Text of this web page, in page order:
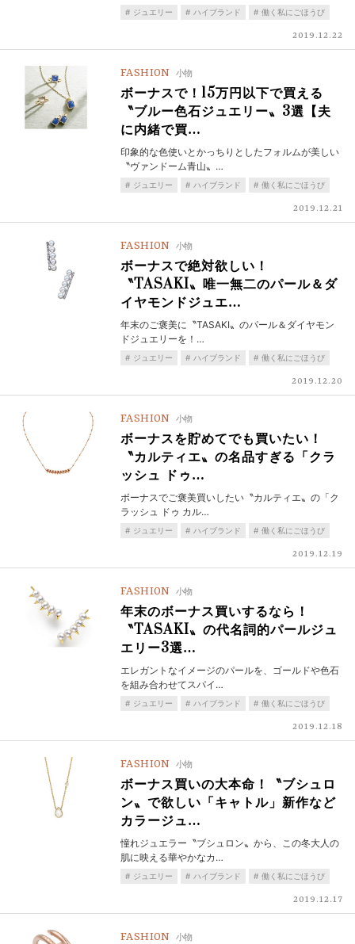
ジュエリー ハイブランド 働く私にごほうび
2019.12.22
FASHION 小物
ボーナスで！15万円以下で買える
〝ブルー色石ジュエリー〟3選【夫
に内緒で買…
印象的な色使いとかっちりとしたフォルムが美しい
〝ヴァンドーム青山〟…
ジュエリー ハイブランド 働く私にごほうび
2019.12.21
FASHION 小物
ボーナスで絶対欲しい！
〝TASAKI〟唯一無二のパール＆ダ
イヤモンドジュエ…
年末のご褒美に〝TASAKI〟のパール＆ダイヤモン
ドジュエリーを！…
ジュエリー ハイブランド 働く私にごほうび
2019.12.20
FASHION 小物
ボーナスを貯めてでも買いたい！
〝カルティエ〟の名品すぎる「クラ
ッシュ ドゥ…
ボーナスでご褒美買いしたい〝カルティエ〟の「ク
ラッシュ ドゥ カル…
ジュエリー ハイブランド 働く私にごほうび
2019.12.19
FASHION 小物
年末のボーナス買いするなら！
〝TASAKI〟の代名詞的パールジュ
エリー3選…
エレガントなイメージのパールを、ゴールドや色石
を組み合わせてスパイ…
ジュエリー ハイブランド 働く私にごほうび
2019.12.18
FASHION 小物
ボーナス買いの大本命！〝ブシュロ
ン〟で欲しい「キャトル」新作など
カラージュ…
憧れジュエラー〝ブシュロン〟から、この冬大人の
肌に映える華やかなカ…
ジュエリー ハイブランド 働く私にごほうび
2019.12.17
FASHION 小物